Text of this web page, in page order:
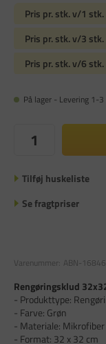
Pris pr. stk. v/1 stk.
Pris pr. stk. v/3 stk.
Pris pr. stk. v/6 stk.
På lager - Levering 1-3
Tilføj huskeliste
Se fragtpriser
Varenummer: ABN-
Rengøringsklud
- Produkttype:
- Farve: Grøn
- Materiale: Mikrofiber
- Format: 32 x 32 cm